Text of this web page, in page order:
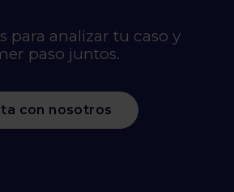
para analizar tu caso y
paso juntos.
con nosotros